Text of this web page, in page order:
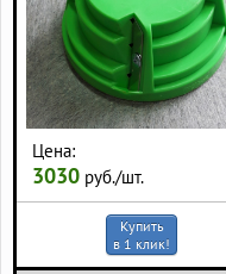
Цена:
3030 руб./шт.
Купить
в 1 клик!